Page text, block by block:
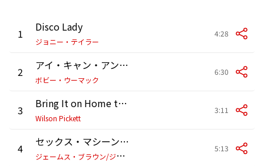
1 Disco Lady
ジョニー・テイラー
4:28
2 アイ・キャン・アンダースタンド・イット
ボビー・ウーマック
6:30
3 Bring It on Home to Me
Wilson Pickett
3:11
4
セックス・マシーン Pts. 1 & 2
ジ
ェームス・ブラウン/ジ・オリジナル・JBズ
5:13